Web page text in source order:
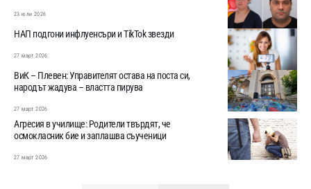
23 юли 2026
НАП подгони инфлуенсъри и TikTok звезди
27 март 2026
ВиК – Плевен: Управителят остава на поста си,
народът жадува – властта пирува
27 март 2026
Агресия в училище: Родители твърдят, че
осмокласник бие и заплашва съученици
27 март 2026